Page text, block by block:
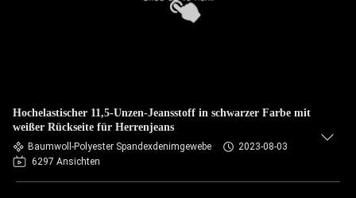
Hochelastischer 11,5-Unzen-Jeansstoff in schwarzer Farbe mit
weißer Rückseite für Herrenjeans
Baumwoll-Polyester Spandexdenimgewebe
2023-08-03
6297 Ansichten